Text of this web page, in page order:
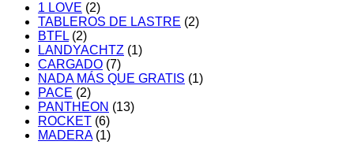
1 LOVE (2)
TABLEROS DE LASTRE (2)
BTFL (2)
LANDYACHTZ (1)
CARGADO (7)
NADA MÁS QUE GRATIS (1)
PACE (2)
PANTHEON (13)
ROCKET (6)
MADERA (1)